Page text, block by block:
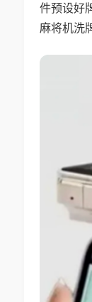
件预设好
麻将机洗